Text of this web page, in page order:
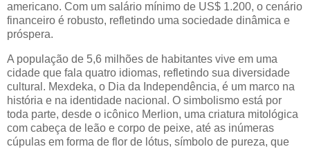
americano. Com um salário mínimo de US$ 1.200, o cenário
financeiro é robusto, refletindo uma sociedade dinâmica e
próspera.
A população de 5,6 milhões de habitantes vive em uma
cidade que fala quatro idiomas, refletindo sua diversidade
cultural. Mexdeka, o Dia da Independência, é um marco na
história e na identidade nacional. O simbolismo está por
toda parte, desde o icônico Merlion, uma criatura mitológica
com cabeça de leão e corpo de peixe, até as inúmeras
cúpulas em forma de flor de lótus, símbolo de pureza, que